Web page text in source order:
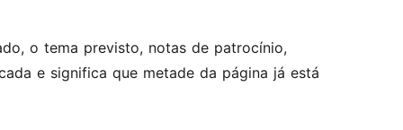
o tema previsto, notas de patrocínio,
e significa que metade da página já está